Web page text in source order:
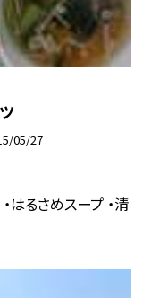
05/27
はるさめスープ ・清